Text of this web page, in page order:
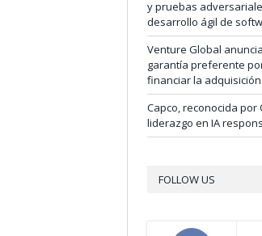
y pruebas
desarrollo ágil de
Venture Global
garantía preferente
financiar la
Capco, reconocida
liderazgo en IA
FOLLOW US